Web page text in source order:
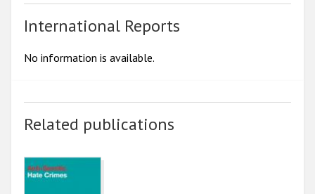
International Reports
No information is available.
Related publications